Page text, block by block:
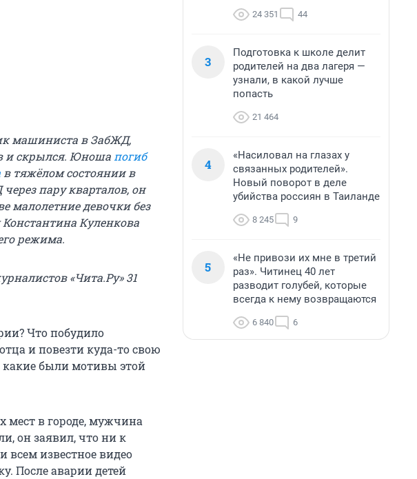
машиниста в ЗабЖД,
и скрылся. Юноша погиб
в тяжёлом состоянии в
пару кварталов, он
малолетние девочки без
Константина Куленкова
режима.
«Чита.Ру» 31
Что побудило
и повезти куда-то свою
какие были мотивы этой
мест в городе, мужчина
он заявил, что ни к
всем известное видео
После аварии детей
24 351 44
3
Подготовка к школе делит
родителей на два лагеря —
узнали, в какой лучше
попасть
21 464
4
«Насиловал на глазах у
связанных родителей».
Новый поворот в деле
убийства россиян в Таиланде
8 245 9
5
«Не привози их мне в третий
раз». Читинец 40 лет
разводит голубей, которые
всегда к нему возвращаются
6 840 6